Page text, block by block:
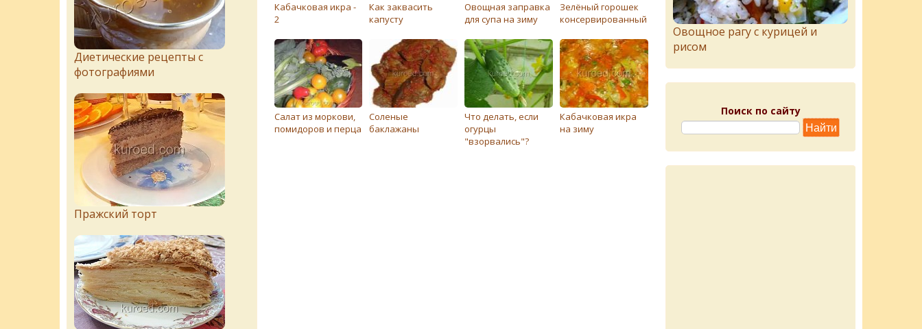
Кабачковая икра -
2
Как заквасить
капусту
Овощная заправка
для супа на зиму
Зелёный горошек
консервированный
Салат из моркови,
помидоров и перца
Соленые
баклажаны
Что делать, если
огурцы
"взорвались"?
Кабачковая икра
на зиму
Диетические рецепты с
фотографиями
Пражский торт
Овощное рагу с курицей и
рисом
Поиск по сайту